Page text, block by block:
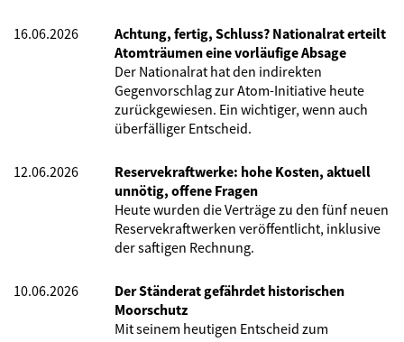
16.06.2026
Achtung, fertig, Schluss? Nationalrat erteilt
Atomträumen eine vorläufige Absage
Der Nationalrat hat den indirekten
Gegenvorschlag zur Atom-Initiative heute
zurückgewiesen. Ein wichtiger, wenn auch
überfälliger Entscheid.
12.06.2026
Reservekraftwerke: hohe Kosten, aktuell
unnötig, offene Fragen
Heute wurden die Verträge zu den fünf neuen
Reservekraftwerken veröffentlicht, inklusive
der saftigen Rechnung.
10.06.2026
Der Ständerat gefährdet historischen
Moorschutz
Mit seinem heutigen Entscheid zum